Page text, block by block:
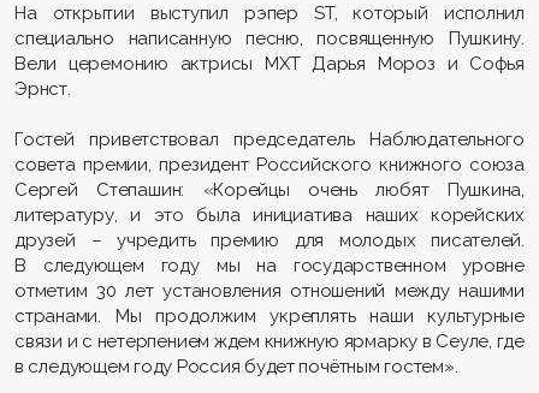
На открытии выступил рэпер ST, который исполнил
специально написанную пеcню, посвященную Пушкину.
Вели церемонию актрисы МХТ Дарья Мороз и Софья
Эрнст.
Гостей приветствовал председатель Наблюдательного
совета премии, президент Российского книжного союза
Сергей Степашин: «Корейцы очень любят Пушкина,
литературу, и это была инициатива наших корейских
друзей – учредить премию для молодых писателей.
В следующем году мы на государственном уровне
отметим 30 лет установления отношений между нашими
странами. Мы продолжим укреплять наши культурные
связи и с нетерпением ждем книжную ярмарку в Сеуле, где
в следующем году Россия будет почётным гостем».